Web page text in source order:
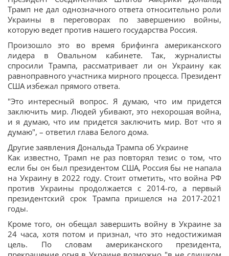
Трамп не дал однозначного ответа относительно роли
Украины в переговорах по завершению войны,
которую ведет против нашего государства Россия.
Произошло это во время брифинга американского
лидера в Овальном кабинете. Так, журналисты
спросили Трампа, рассматривает ли он Украину как
равноправного участника мирного процесса. Президент
США избежал прямого ответа.
"Это интересный вопрос. Я думаю, что им придется
заключить мир. Людей убивают, это нехорошая война,
и я думаю, что им придется заключить мир. Вот что я
думаю", – ответил глава Белого дома.
Другие заявления Дональда Трампа об Украине
Как известно, Трамп не раз повторял тезис о том, что
если бы он был президентом США, Россия бы не напала
на Украину в 2022 году. Стоит отметить, что война РФ
против Украины продолжается с 2014-го, а первый
президентский срок Трампа пришелся на 2017-2021
годы.
Кроме того, он обещал завершить войну в Украине за
24 часа, хотя потом и признал, что это недостижимая
цель. По словам американского президента,